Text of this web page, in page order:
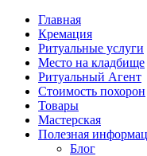
Главная
Кремация
Ритуальные услуги
Место на кладбище
Ритуальный Агент
Стоимость похорон
Товары
Мастерская
Полезная
Блог